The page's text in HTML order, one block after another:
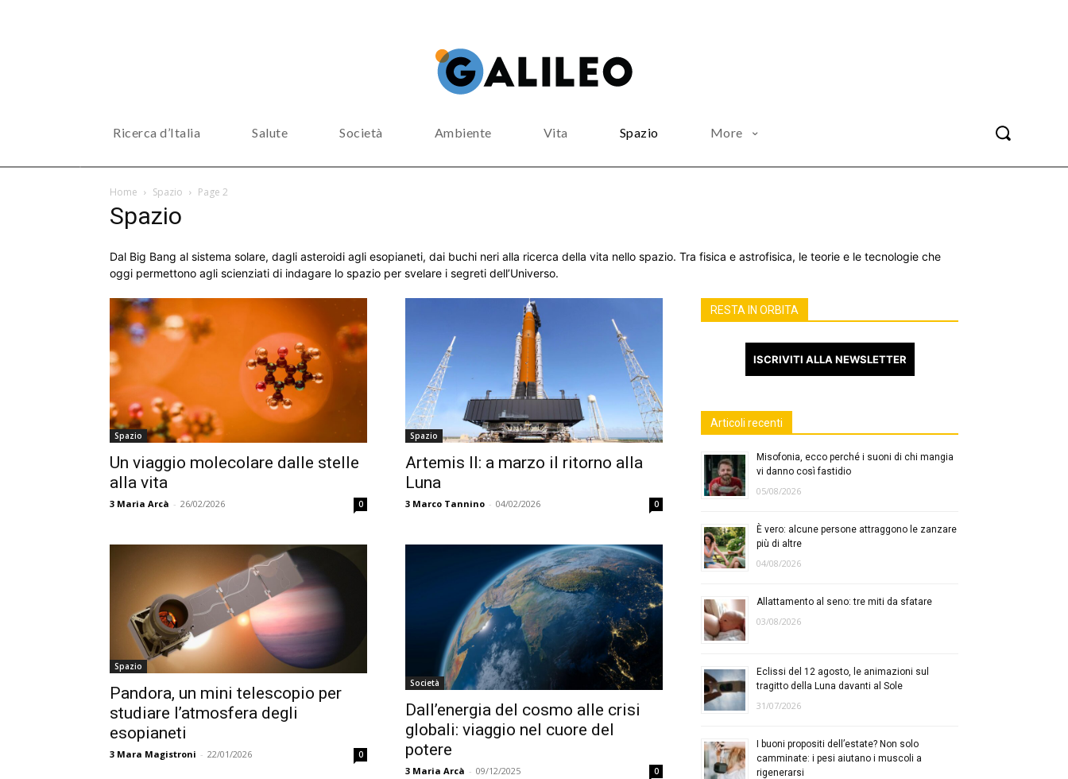
Ricerca d’Italia Salute Società Ambiente Vita Spazio More
Home Spazio Page 2
Spazio
Dal Big Bang al sistema solare, dagli asteroidi agli esopianeti, dai buchi neri alla ricerca della vita nello spazio. Tra fisica e astrofisica, le teorie e le tecnologie che
oggi permettono agli scienziati di indagare lo spazio per svelare i segreti dell’Universo.
Spazio
Un viaggio molecolare dalle stelle
alla vita
3 Maria Arcà - 26/02/2026 0
Spazio
Artemis II: a marzo il ritorno alla
Luna
3 Marco Tannino - 04/02/2026 0
Spazio
Pandora, un mini telescopio per
studiare l’atmosfera degli
esopianeti
3 Mara Magistroni - 22/01/2026 0
Società
Dall’energia del cosmo alle crisi
globali: viaggio nel cuore del
potere
3 Maria Arcà - 09/12/2025 0
RESTA IN ORBITA
ISCRIVITI ALLA NEWSLETTER
Articoli recenti
Misofonia, ecco perché i suoni di chi mangia
vi danno così fastidio
05/08/2026
È vero: alcune persone attraggono le zanzare
più di altre
04/08/2026
Allattamento al seno: tre miti da sfatare
03/08/2026
Eclissi del 12 agosto, le animazioni sul
tragitto della Luna davanti al Sole
31/07/2026
I buoni propositi dell’estate? Non solo
camminate: i pesi aiutano i muscoli a
rigenerarsi